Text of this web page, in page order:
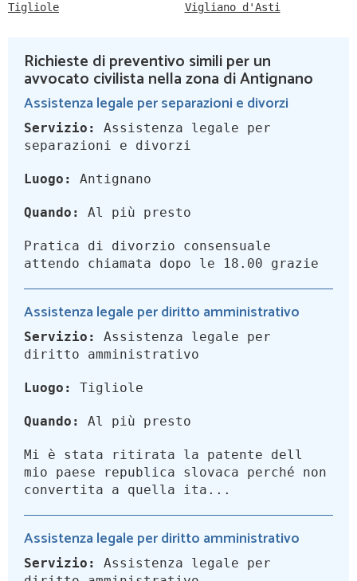
Tigliole
Vigliano d'Asti
Richieste di preventivo simili per un
avvocato civilista nella zona di Antignano
Assistenza legale per separazioni e divorzi
Servizio:
Assistenza legale per
separazioni e divorzi
Luogo: Antignano
Quando: Al più presto
Pratica di divorzio consensuale
attendo chiamata dopo le 18.00 grazie
Assistenza legale per diritto amministrativo
Servizio:
Assistenza legale per
diritto amministrativo
Luogo: Tigliole
Quando: Al più presto
Mi è stata ritirata la patente dell
mio paese republica slovaca perché non
convertita a quella ita...
Assistenza legale per diritto amministrativo
Servizio:
Assistenza legale per